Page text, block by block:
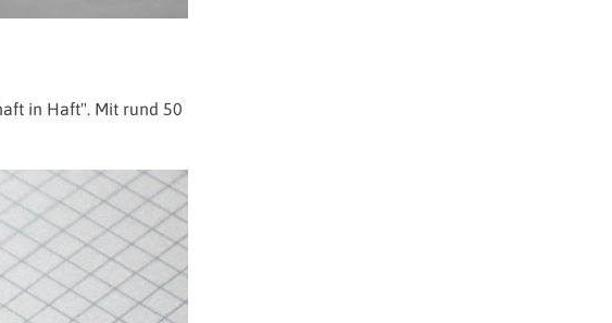
in Haft". Mit rund 50